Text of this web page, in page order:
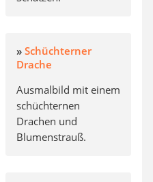
» Schüchterner
Drache
Ausmalbild mit einem
schüchternen
Drachen und
Blumenstrauß.